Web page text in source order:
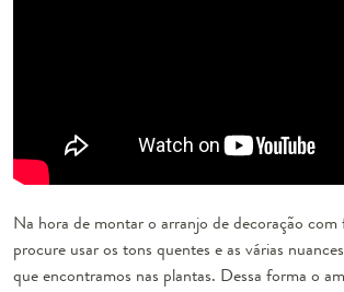
Na hora de montar o arranjo de decoração com
procure usar os tons quentes e as várias
que encontramos nas plantas. Dessa forma o